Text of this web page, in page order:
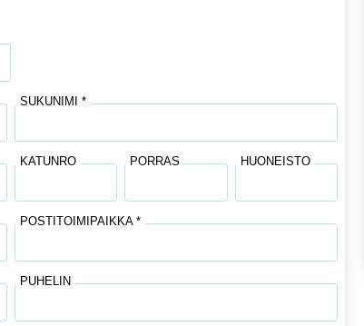
SUKUNIMI *
KATUNRO PORRAS HUONEISTO
POSTITOIMIPAIKKA *
PUHELIN